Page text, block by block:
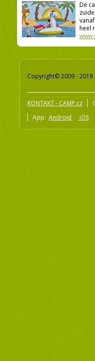
De
heel
www
Copyright© 2009 -
KONTAKT - CAMP.cz
App: Android iOS